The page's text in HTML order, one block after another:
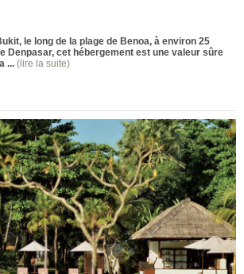
le long de la plage de Benoa, à environ 25
Denpasar, cet hébergement est une valeur sûre
... (lire la suite)